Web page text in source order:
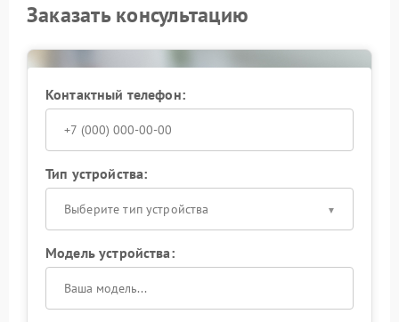
Заказать консультацию
Контактный телефон:
Тип устройства:
Выберите тип устройства
Модель устройства: